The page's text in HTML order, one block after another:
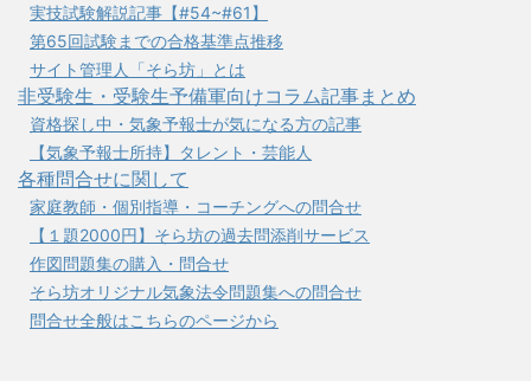
実技試験解説記事【#54~#61】
第65回試験までの合格基準点推移
サイト管理人「そら坊」とは
非受験生・受験生予備軍向けコラム記事まとめ
資格探し中・気象予報士が気になる方の記事
【気象予報士所持】タレント・芸能人
各種問合せに関して
家庭教師・個別指導・コーチングへの問合せ
【１題2000円】そら坊の過去問添削サービス
作図問題集の購入・問合せ
そら坊オリジナル気象法令問題集への問合せ
問合せ全般はこちらのページから